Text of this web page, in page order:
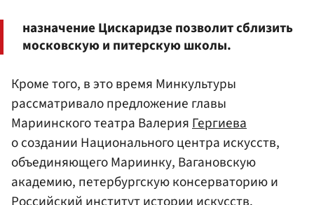
назначение Цискаридзе позволит сблизить
московскую и питерскую школы.
Кроме того, в это время Минкультуры
рассматривало предложение главы
Мариинского театра ВалерияГергиева
о создании Национального центра искусств,
объединяющего Мариинку, Вагановскую
академию, петербургскую консерваторию и